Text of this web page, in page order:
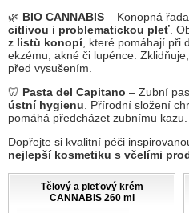
🌿 BIO CANNABIS – Konopná
citlivou i problematickou pleť .
z listů konopí, které pomáhají při
ekzému, akné či lupénce.
před vysušením.
🦷 Pasta del Capitano – Zubní
ústní hygienu . Přírodní složení
pomáhá předcházet zubnímu kazu.
Dopřejte si kvalitní péči
nejlepší kosmetiku s včelími
Tělový a pleťový krém
CANNABIS 260 ml